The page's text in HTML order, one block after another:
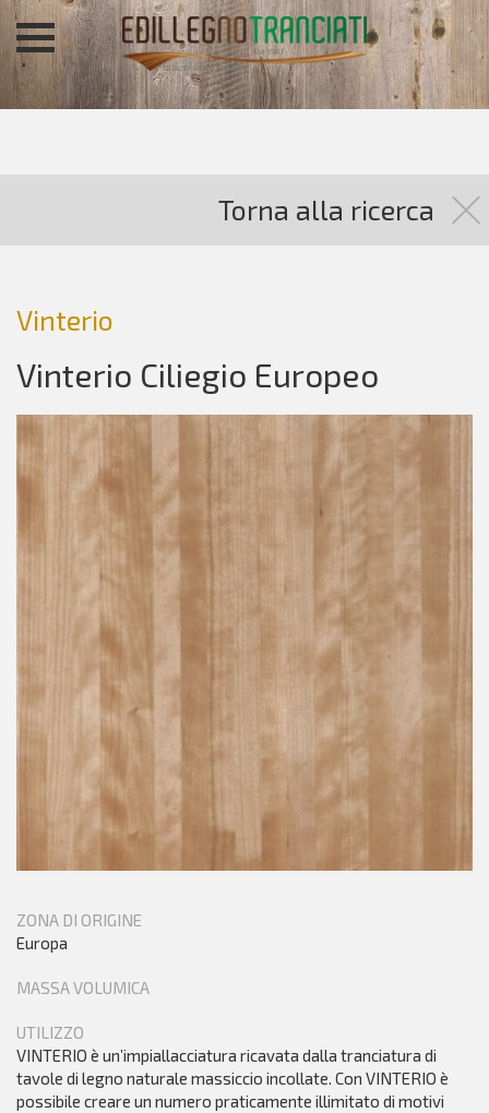
Torna alla ricerca
Vinterio
Vinterio Ciliegio Europeo
ZONA DI ORIGINE
Europa
MASSA VOLUMICA
UTILIZZO
VINTERIO è un’impiallacciatura ricavata dalla tranciatura di
tavole di legno naturale massiccio incollate. Con VINTERIO è
possibile creare un numero praticamente illimitato di motivi